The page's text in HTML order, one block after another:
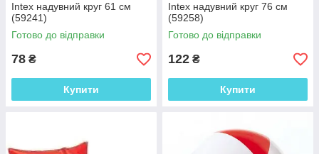
Intex надувний круг 61 см
(59241)
Готово до відправки
78 ₴
Купити
Intex надувний круг 76 см
(59258)
Готово до відправки
122 ₴
Купити